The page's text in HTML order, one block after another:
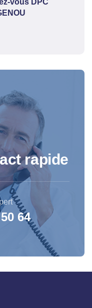
rapide
64